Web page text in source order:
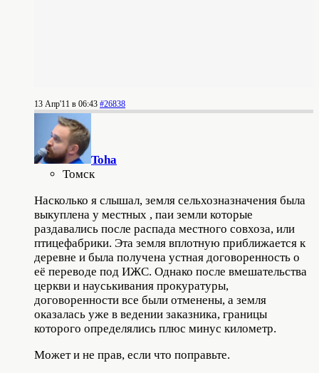
13 Апр'11 в 06:43 #26838
Toha
Томск
Насколько я слышал, земля сельхозназначения была
выкуплена у местных , паи земли которые
раздавались после распада местного совхоза, или
птицефабрики. Эта земля вплотную приближается к
деревне и была получена устная договоренность о
её переводе под ИЖС. Однако после вмешательства
церкви и науськивания прокуратуры,
договоренности все были отменены, а земля
оказалась уже в ведении заказника, границы
которого определялись плюс минус километр.
Может и не прав, если что поправьте.